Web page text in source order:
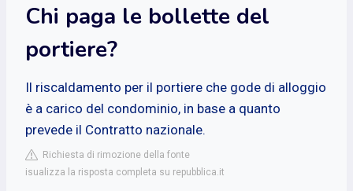
Chi paga le bollette del
portiere?
Il riscaldamento per il portiere che gode di alloggio
è a carico del condominio, in base a quanto
prevede il Contratto nazionale.
Richiesta di rimozione della fonte
isualizza la risposta completa su repubblica.it